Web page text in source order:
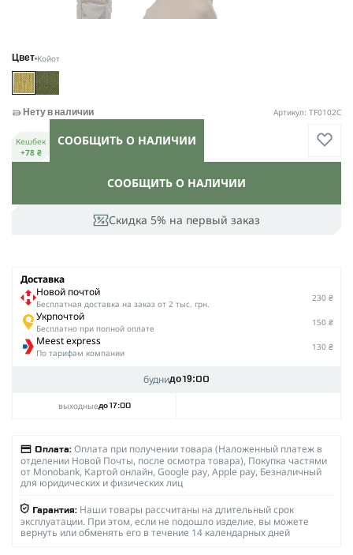
Цвет Койот
Скидка 5% на первый заказ
СООБЩИТЬ О НАЛИЧИИ
Нету в наличии Артикул: TF0102C
Кешбек
+78 ₴
СООБЩИТЬ О НАЛИЧИИ
Доставка
Новой почтой
Беcплатная доставка на заказ от 2 тыс. грн.
230 ₴
Укрпочтой
Бесплатно при полной оплате
150 ₴
Meest express
По тарифам компании
130 ₴
буднидо 19:00
выходныедо 17:00
Оплата: Оплата при получении товара (Наложенный платеж в
отделении Новой Почты, после осмотра товара), Покупка частями
от Monobank, Картой онлайн, Google pay, Apple pay, Безналичный
для юридических и физических лиц
Гарантия: Наши товары рассчитаны на длительный срок
эксплуатации. При этом, если не подошло изделие, вы можете
вернуть или обменять его в течение 14 календарных дней